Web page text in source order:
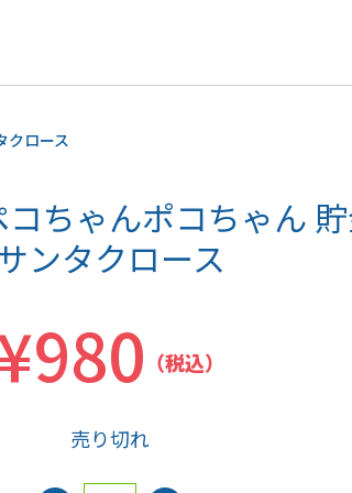
クロース
コちゃんポコちゃん
ンタクロース
（税込）
売り切れ